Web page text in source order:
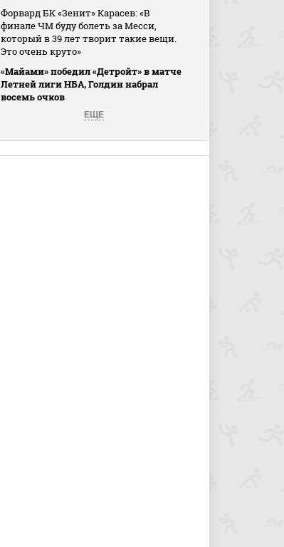
Форвард БК «Зенит» Карасев: «В
финале ЧМ буду болеть за Месси,
который в 39 лет творит такие вещи.
Это очень круто»
«Майами» победил «Детройт» в матче
Летней лиги НБА, Голдин набрал
восемь очков
ЕЩЕ